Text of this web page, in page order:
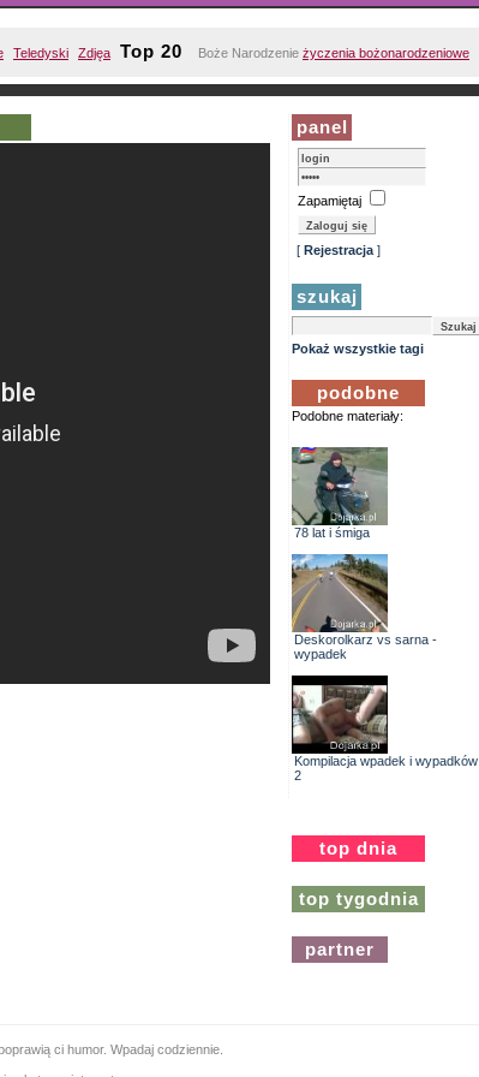
Teledyski Zdjęa Top 20 Boże Narodzenie życzenia bożonarodzeniowe
panel
Zapamiętaj
[ Rejestracja ]
szukaj
Pokaż wszystkie tagi
podobne
Podobne materiały:
78 lat i śmiga
Deskorolkarz vs sarna -
wypadek
Kompilacja wpadek i wypadków
2
top dnia
top tygodnia
partner
ci humor. Wpadaj codziennie.